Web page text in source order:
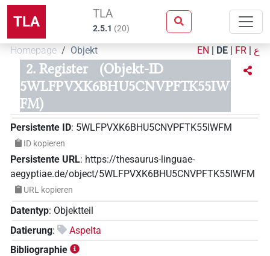
TLA TLA
2.5.1 (20)
Homepage Objekt EN | DE | FR | ع
2. Register
(Objekt-ID
5WLFPVXK6BHU5CNVPFTK55IW
FM)
Persistente ID: 5WLFPVXK6BHU5CNVPFTK55IWFM
ID kopieren
Persistente URL: https://thesaurus-linguae-
aegyptiae.de/object/5WLFPVXK6BHU5CNVPFTK55IWFM
URL kopieren
Datentyp: Objektteil
Datierung:
Aspelta
Bibliographie